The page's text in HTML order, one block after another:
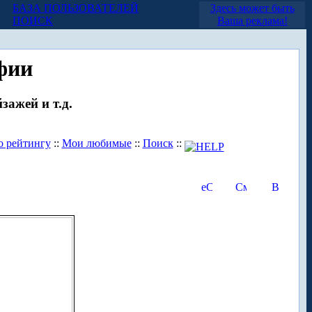
БАЗА ПОЛЬЗОВАТЕЛЕЙ
ПОИСК
Здесь может быть
Ваша реклама!
и т.д.
рейтингу:: Мои любимые:: Поиск::